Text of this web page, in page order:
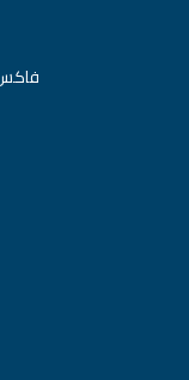
فاكس: (00967 (1)